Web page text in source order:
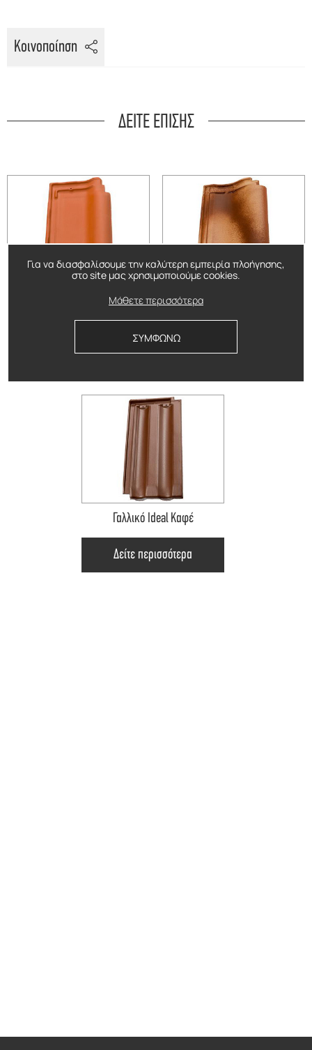
Για να διασφαλίσουμε την καλύτερη εμπειρία πλοήγησης,
στο site μας χρησιμοποιούμε cookies.
Μάθετε περισσότερα
ΣΥΜΦΩΝΩ
Κοινοποίηση
ΔΕΙΤΕ ΕΠΙΣΗΣ
Ολλανδικό Φυσικής Απόχρωσης Μεσογειακό Fantaisie
Γαλλικό Ideal Καφέ
Δείτε περισσότερα